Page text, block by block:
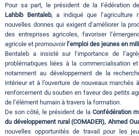
Pour sa part, le président de la Fédération
Lahbib Bentaleb, a indiqué que
nouvelles donnes qui exigent d’améliorer la
des entreprises agricoles, favoriser
agricole et promouvoir l’emploi des jeunes en
Bentaleb a insisté sur l’importance de
problématiques liées à la commercialisation
notamment au développement de la
intérieur et à l’ouverture de nouveaux marchés
renforcement du soutien en faveur des petits
de l’élément humain à travers la formation.
De son côté, le président de la Confédération
du développement rural (COMADER), Ahmed
nouvelles opportunités de travail pour les